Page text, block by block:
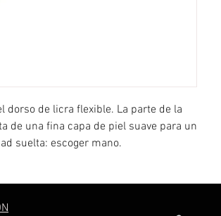
dorso de licra flexible. La parte de la
de una fina capa de piel suave para un
suelta: escoger mano.